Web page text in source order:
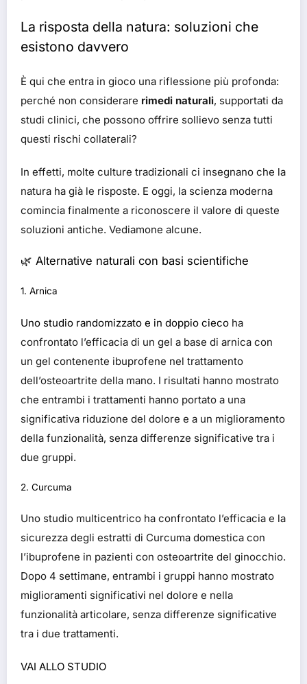
La risposta della natura: soluzioni che
esistono davvero
È qui che entra in gioco una riflessione più profonda:
perché non considerare rimedi naturali, supportati da
studi clinici, che possono offrire sollievo senza tutti
questi rischi collaterali?
In effetti, molte culture tradizionali ci insegnano che la
natura ha già le risposte. E oggi, la scienza moderna
comincia finalmente a riconoscere il valore di queste
soluzioni antiche. Vediamone alcune.
🌿 Alternative naturali con basi scientifiche
1. Arnica
Uno studio randomizzato e in doppio cieco ha
confrontato l’efficacia di un gel a base di arnica con
un gel contenente ibuprofene nel trattamento
dell’osteoartrite della mano. I risultati hanno mostrato
che entrambi i trattamenti hanno portato a una
significativa riduzione del dolore e a un miglioramento
della funzionalità, senza differenze significative tra i
due gruppi.
2. Curcuma
Uno studio multicentrico ha confrontato l’efficacia e la
sicurezza degli estratti di Curcuma domestica con
l’ibuprofene in pazienti con osteoartrite del ginocchio.
Dopo 4 settimane, entrambi i gruppi hanno mostrato
miglioramenti significativi nel dolore e nella
funzionalità articolare, senza differenze significative
tra i due trattamenti.
VAI ALLO STUDIO